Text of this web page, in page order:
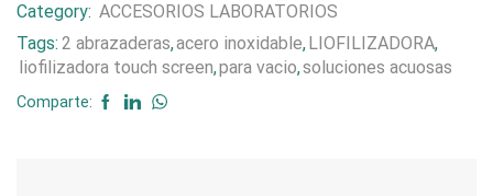
Category: ACCESORIOS LABORATORIOS
Tags: 2 abrazaderas,acero inoxidable,LIOFILIZADORA,
liofilizadora touch screen,para vacio,soluciones acuosas
Comparte: